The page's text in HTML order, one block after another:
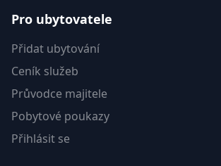
Pro ubytovatele
Přidat ubytování
Ceník služeb
Průvodce majitele
Pobytové poukazy
Přihlásit se